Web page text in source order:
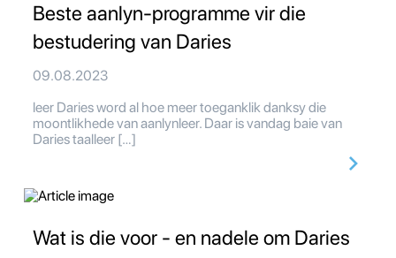
Beste aanlyn-programme vir die
bestudering van Daries
09.08.2023
leer Daries word al hoe meer toeganklik danksy die
moontlikhede van aanlynleer. Daar is vandag baie van
Daries taalleer […]
Wat is die voor - en nadele om Daries